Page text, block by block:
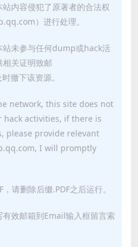
内容侵犯了原著者的合法权
）进行处理。
站未参与任何dump或hack活
关证明致邮
撤下该资源。
network, this site does not
activities, if there is
please provide relevant
I will promptly
请删除后缀.PDF之后运行。
效邮箱到Email输入框留言索